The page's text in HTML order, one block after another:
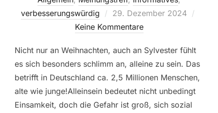
verbesserungswürdig
Veröffentlicht
am
29. Dezember 2024
Keine Kommentare
Nicht nur an Weihnachten, auch an Sylvester fühlt
es sich besonders schlimm an, alleine zu sein. Das
betrifft in Deutschland ca. 2,5 Millionen Menschen,
alte wie junge!Alleinsein bedeutet nicht unbedingt
Einsamkeit, doch die Gefahr ist groß, sich sozial